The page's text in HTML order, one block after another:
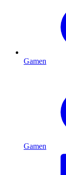
Gamen
Gamen